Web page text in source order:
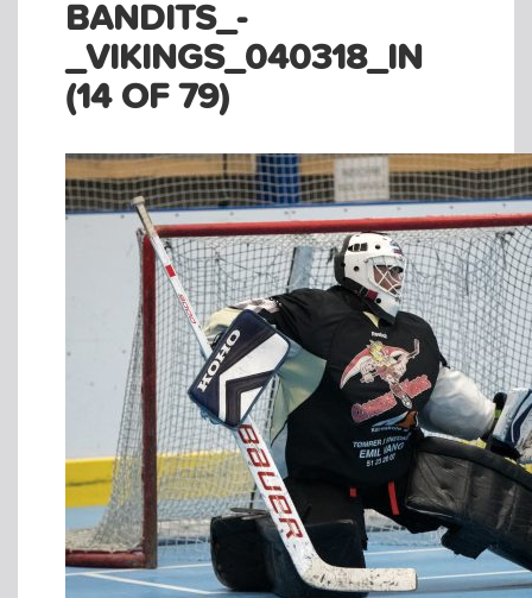
BANDITS_-
_VIKINGS_040318_IN
(14 OF 79)